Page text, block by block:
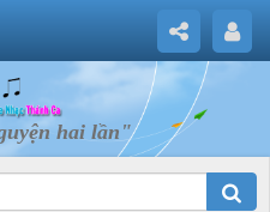
hai lần"